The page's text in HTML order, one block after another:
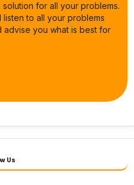
for all your problems.
listen to all your problems
advise you what is best for
Us